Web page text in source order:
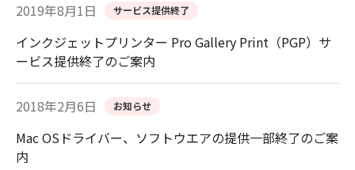
2019年8月1日 サービス提供終了
インクジェットプリンター Pro Gallery Print（PGP）サ
ービス提供終了のご案内
2018年2月6日 お知らせ
Mac OSドライバー、ソフトウエアの提供一部終了のご案
内